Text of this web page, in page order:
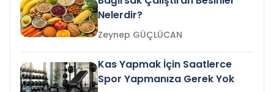
Nelerdir?
Zeynep GÜÇLÜCAN
Kas Yapmak İçin Saatlerce
Spor Yapmanıza Gerek Yok